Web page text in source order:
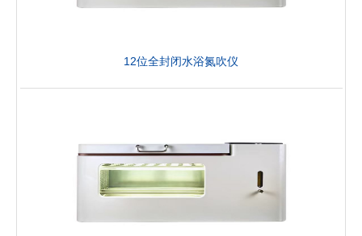
12位全封闭水浴氮吹仪